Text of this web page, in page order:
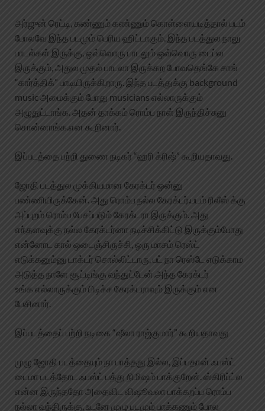
அர்ஜுன் ரெட்டி, கண்ணும் கண்ணும் கொள்ளையடித்தால் படம்
போலவே இந்த படமும் பெரிய ஹிட்டாகும். இந்த படத்துல நாலு
பாடல்கள் இருக்கு, ஒவ்வொரு பாடலும் ஒவ்வொரு டைப்ல
இருக்கும், அதுல முதல் பாடலா இருக்கற போவதெங்கே சாங்
“கார்த்திக்” பாடியிருக்கிறாரு. இந்த படத்துக்கு background
music அமைக்கும் போது musicians எல்லாருக்கும்
அழுதுட்டாங்க. அதன் தாக்கம் ரொம்ப நாள் இருந்திச்சுனு
சொன்னாங்க.என கூறினார்.
இப்படத்தை பற்றி துணை நடிகர் “ஹரி க்ரிஷ்” கூறியதாவது.
ஜோதி படத்துல முக்கியமான கேரக்டர் ஒன்னு
பண்ணியிருக்கேன். அது ரொம்ப நல்ல கேரக்டர்.படம் ரிலீஸ் க்கு
அப்புறம் ரொம்ப பேசப்படும் கேரக்டரா இருக்கும். அது
எந்தளவுக்கு நல்ல கேரக்டர்னா நடிச்சிக்கிட்டு இருக்கும்போது
என்னோட கால் ஒடைஞ்சிருச்சி, ஒரு மாசம் ரெஸ்ட்
எடுக்கனும்னு டாக்டர் சொல்லிட்டாரு, பட் நா ரெஸ்டே எடுக்காம
அடுத்த நாளே சூட்டிங்கு வந்துட்டேன்.அந்த கேரக்டர்
உங்க எல்லாருக்கும் பிடிச்ச கேரக்டராவும் இருக்கும் என
பேசினார்.
இப்படத்தைப் பற்றி நடிகை “ஷீலா ராஜ்குமார்” கூறியதாவது
முழு ஜோதி படத்தையும் நா பாத்தது இல்ல, இப்பதான் ஃபஸ்ட்
டைமா படத்தோட ஃபஸ்ட் பத்து நிமிஷம் பாக்குறேன். ஸ்கிரிப்ட்ல
என்ன இருந்ததோ அதைவிட விஷூவலா பாக்கறப்ப ரொம்ப
நல்லா வந்திருக்கு, உடனே முழு படமும் பாக்கணும் போல